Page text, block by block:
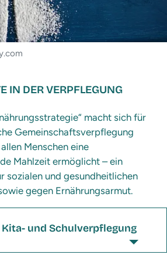
IN DER VERPFLEGUNG
macht sich für
Gemeinschaftsverpflegung
Menschen eine
Mahlzeit ermöglicht – ein
sozialen und gesundheitlichen
gegen Ernährungsarmut.
und Schulverpflegung